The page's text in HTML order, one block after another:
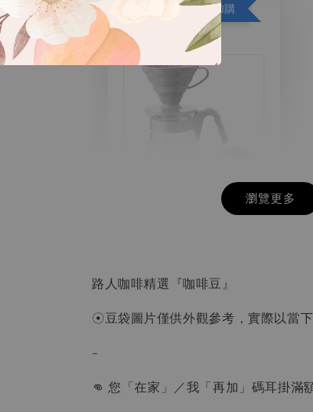
手沖咖啡組-好康加購
HARIO V60 02樹脂
NT$ 550
瀏覽更多
瀏覽更多
路人咖啡精選『咖啡豆』
☉豆袋圖片僅供外觀參考，實際以當下
-
👊 您「在家」／我「再加」碼耳掛滿